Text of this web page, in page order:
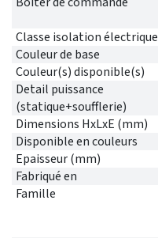
Classe isolation électrique
Couleur de base
Couleur(s) disponible(s)
Detail puissance
(statique+soufflerie)
Dimensions HxLxE (mm)
Disponible en couleurs
Epaisseur (mm)
Fabriqué en
Famille